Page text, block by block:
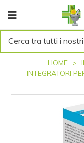
Cerca tra tutti i nostri
HOME
INTEGRATORI